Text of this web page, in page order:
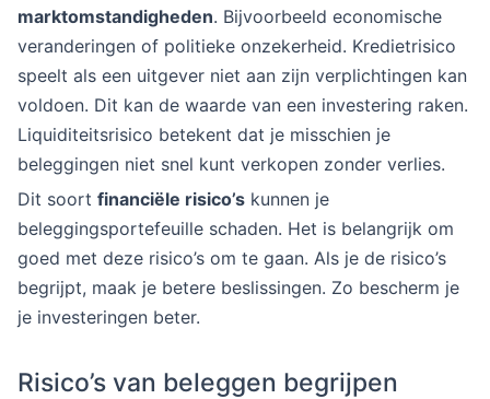
marktomstandigheden. Bijvoorbeeld economische
veranderingen of politieke onzekerheid. Kredietrisico
speelt als een uitgever niet aan zijn verplichtingen kan
voldoen. Dit kan de waarde van een investering raken.
Liquiditeitsrisico betekent dat je misschien je
beleggingen niet snel kunt verkopen zonder verlies.
Dit soort financiële risico’s kunnen je
beleggingsportefeuille schaden. Het is belangrijk om
goed met deze risico’s om te gaan. Als je de risico’s
begrijpt, maak je betere beslissingen. Zo bescherm je
je investeringen beter.
Risico’s van beleggen begrijpen